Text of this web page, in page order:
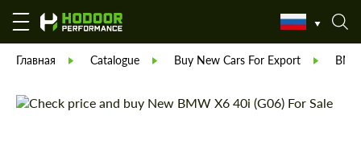
Главная Catalogue Buy New Cars For Export